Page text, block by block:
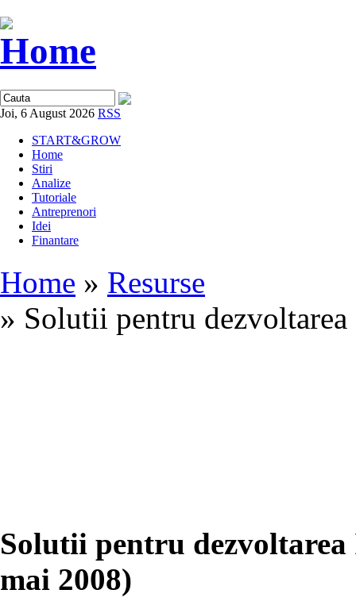
Joi, 6 August 2026 RSS
START&GROW
Home
Stiri
Analize
Tutoriale
Antreprenori
Idei
Finantare
Home » Resurse
» Solutii pentru
Solutii pentru
mai 2008)